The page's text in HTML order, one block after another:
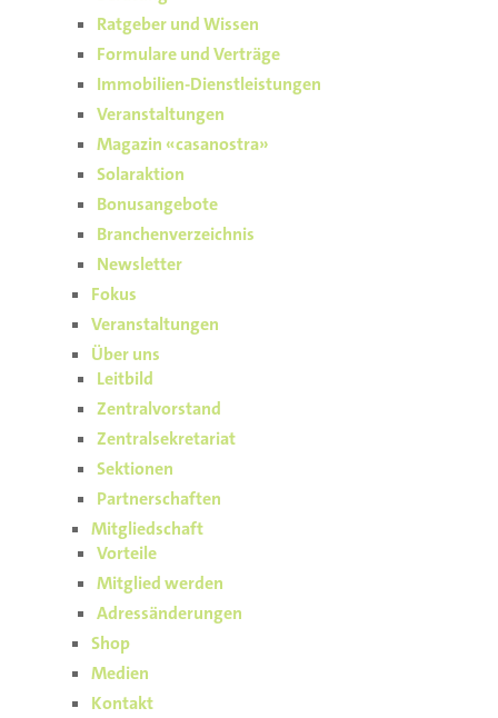
Ratgeber und Wissen
Formulare und Verträge
Immobilien-Dienstleistungen
Veranstaltungen
Magazin «casanostra»
Solaraktion
Bonusangebote
Branchenverzeichnis
Newsletter
Fokus
Veranstaltungen
Über uns
Leitbild
Zentralvorstand
Zentralsekretariat
Sektionen
Partnerschaften
Mitgliedschaft
Vorteile
Mitglied werden
Adressänderungen
Shop
Medien
Kontakt